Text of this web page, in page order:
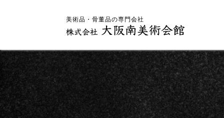
美術品・骨董品の専門会社